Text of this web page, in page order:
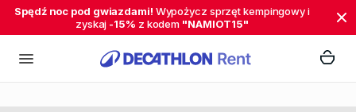
Spędź noc pod gwiazdami! Wypożycz sprzęt kempingowy i
zyskaj -15% z kodem "NAMIOT15"